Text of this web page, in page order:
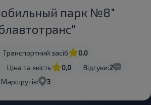
парк №8"
Транспортний засіб
0,0
Ціна та якість 0,0 Відгуки:2
Маршрутів: 3